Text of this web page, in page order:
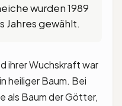
wurden 1989
Jahres gewählt.
ihrer Wuchskraft war
heiliger Baum. Bei
als Baum der Götter,